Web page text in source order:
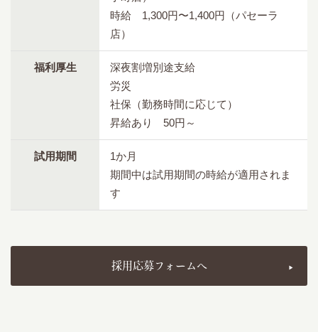
時給 1,300円〜1,400円（パセーラ
店）
福利厚生
深夜割増別途支給
労災
社保（勤務時間に応じて）
昇給あり 50円～
試用期間
1か月
期間中は試用期間の時給が適用されま
す
採用応募フォームへ